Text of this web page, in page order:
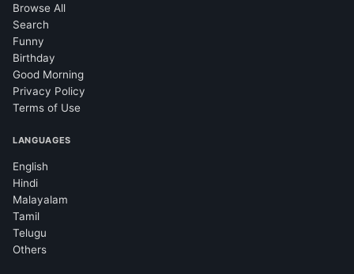
Browse All
Search
Funny
Birthday
Good Morning
Privacy Policy
Terms of Use
LANGUAGES
English
Hindi
Malayalam
Tamil
Telugu
Others